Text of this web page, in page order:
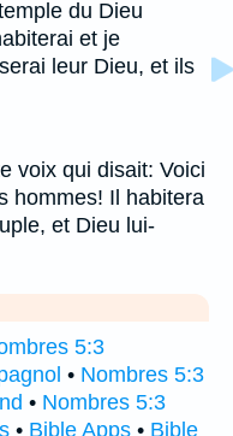
du Dieu
et je
leur Dieu, et ils
voix qui disait: Voici
hommes! Il habitera
et Dieu lui-
5:3
• Nombres 5:3
• Nombres 5:3
• Bible Apps • Bible